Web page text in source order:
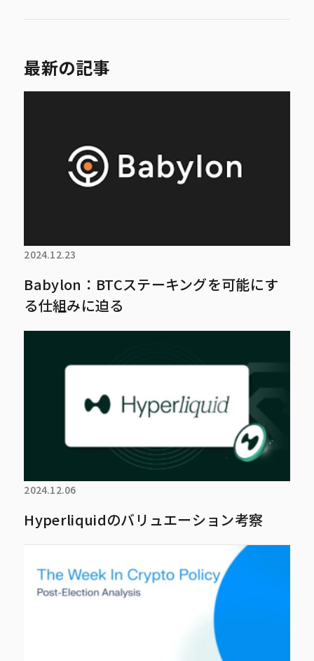
最新の記事
2024.12.23
Babylon：BTCステーキングを可能にす
る仕組みに迫る
2024.12.06
Hyperliquidのバリュエーション考察